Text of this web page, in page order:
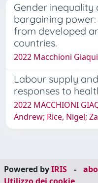
Gender
bargaining
from developed
countries.
2022 Macchioni
Labour supply
responses to
2022 MACCHIONI
Andrew; Rice, Nigel;
Powered byIRIS -